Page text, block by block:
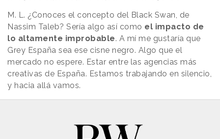
M. L. ¿Conoces el concepto del Black Swan, de
Nassim Taleb? Sería algo así como el impacto de
lo altamente improbable. A mí me gustaría que
Grey España sea ese cisne negro. Algo que el
mercado no espere. Estar entre las agencias más
creativas de España. Estamos trabajando en silencio,
y hacia allá vamos.